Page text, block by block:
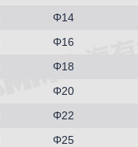
Φ14
Φ16
Φ18
Φ20
Φ22
Φ25